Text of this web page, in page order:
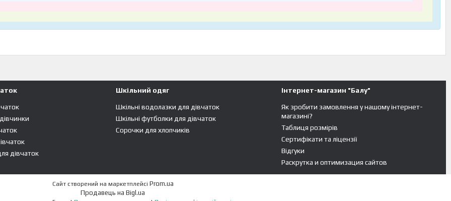
дівчаток
Шкільний одяг
Шкільні водолазки для дівчаток
Шкільні футболки для дівчаток
Сорочки для хлопчиків
Інтернет-магазин "Балу"
Як зробити замовлення у нашому інтернет-
магазині?
Таблиця розмірів
Сертифікати та ліцензії
Відгуки
Раскрутка и оптимизация сайтов
Сайт створений на маркетплейсі Prom.ua
Продавець на Bigl.ua